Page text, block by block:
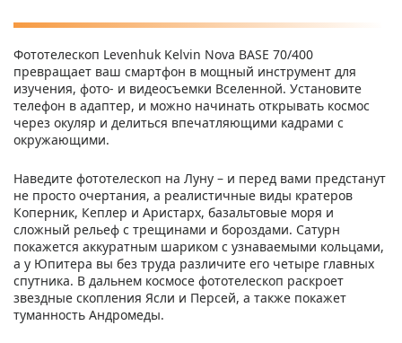
Фототелескоп Levenhuk Kelvin Nova BASE 70/400
превращает ваш смартфон в мощный инструмент для
изучения, фото- и видеосъемки Вселенной. Установите
телефон в адаптер, и можно начинать открывать космос
через окуляр и делиться впечатляющими кадрами с
окружающими.
Наведите фототелескоп на Луну – и перед вами предстанут
не просто очертания, а реалистичные виды кратеров
Коперник, Кеплер и Аристарх, базальтовые моря и
сложный рельеф с трещинами и бороздами. Сатурн
покажется аккуратным шариком с узнаваемыми кольцами,
а у Юпитера вы без труда различите его четыре главных
спутника. В дальнем космосе фототелескоп раскроет
звездные скопления Ясли и Персей, а также покажет
туманность Андромеды.